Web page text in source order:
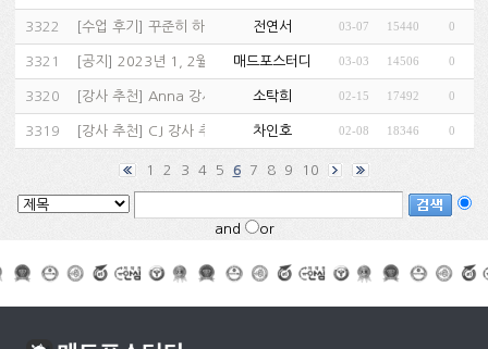
3322 [수업 후기 ] 꾸준히 하는 게 답입니다.…
전연서 03-07 15440 0
3321 [공지 ] 2023년 1, 2월 수강후기 당첨자…
매드포스터디 03-03 14506 0
3320 [강사 추천] Anna 강사 추천… (1)
소탁희 02-15 17492 0
3319 [강사 추천] CJ 강사 추천… (1)차인호 02-08 18346 0
1 2 3 4 5 6 7 8 9 10
and or